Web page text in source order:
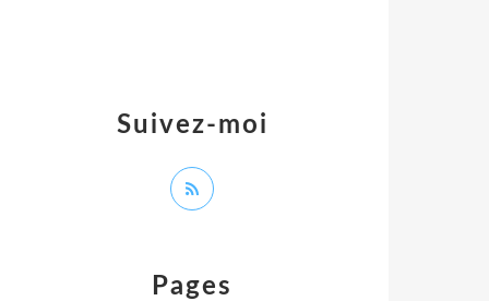
Pages
Suivez-moi